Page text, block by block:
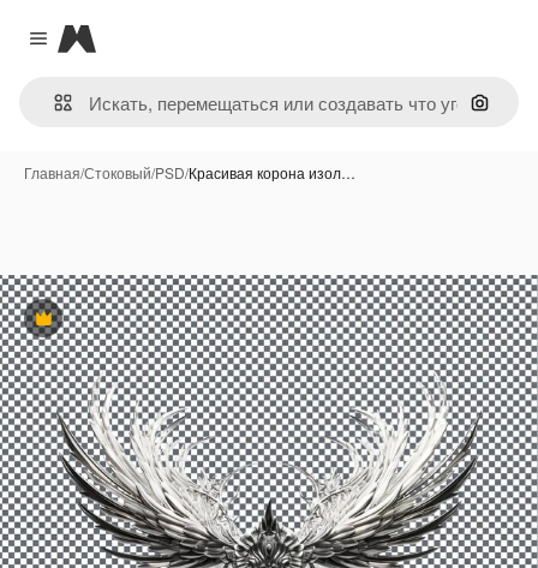
Close menu
Magnific
Поиск
Главная/Стоковый/PSD/Красивая корона изол…
Премиум